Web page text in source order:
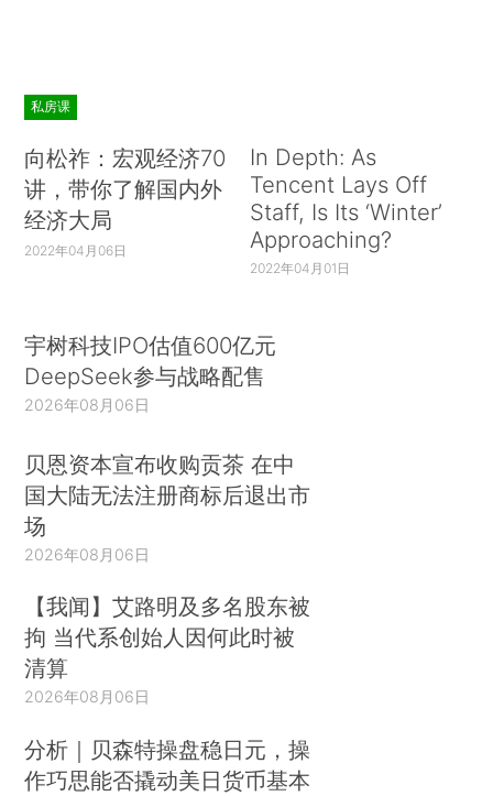
私房课
向松祚：宏观经济70
讲，带你了解国内外
经济大局
2022年04月06日
In Depth: As
Tencent Lays Off
Staff, Is Its ‘Winter’
Approaching?
2022年04月01日
宇树科技IPO估值600亿元
DeepSeek参与战略配售
2026年08月06日
贝恩资本宣布收购贡茶 在中
国大陆无法注册商标后退出市
场
2026年08月06日
【我闻】艾路明及多名股东被
拘 当代系创始人因何此时被
清算
2026年08月06日
分析｜贝森特操盘稳日元，操
作巧思能否撬动美日货币基本